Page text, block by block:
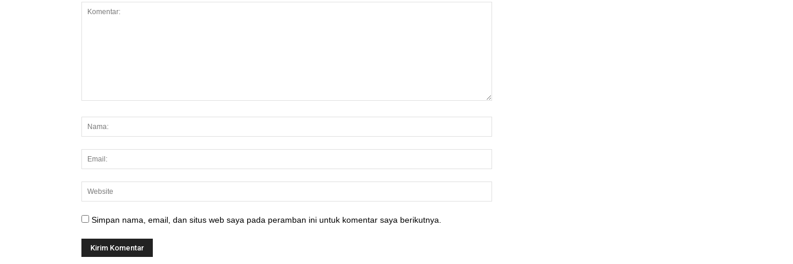
Simpan nama, email, dan situs web saya pada peramban ini untuk komentar saya berikutnya.